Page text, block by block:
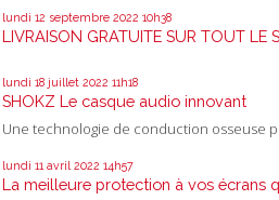
lundi 12 septembre 2022 10h38
LIVRAISON GRATUITE SUR TOUT LE
lundi 18 juillet 2022 11h18
SHOKZ Le casque audio innovant
Une technologie de conduction osseuse
lundi 11 avril 2022 14h57
La meilleure protection à vos écrans